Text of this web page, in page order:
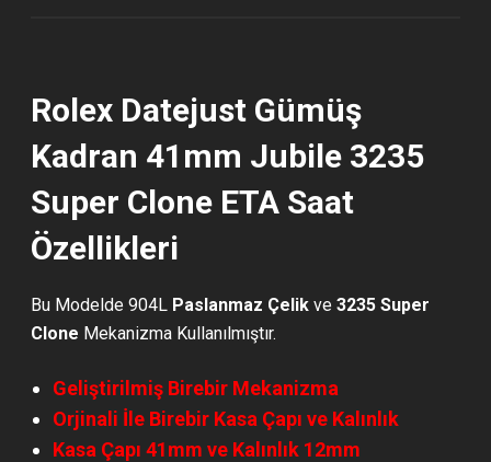
Rolex Datejust Gümüş
Kadran 41mm Jubile 3235
Super Clone ETA Saat
Özellikleri
Bu Modelde 904L Paslanmaz Çelik ve3235 Super
Clone Mekanizma Kullanılmıştır.
Geliştirilmiş Birebir Mekanizma
Orjinali İle Birebir Kasa Çapı ve Kalınlık
Kasa Çapı 41mm ve Kalınlık 12mm